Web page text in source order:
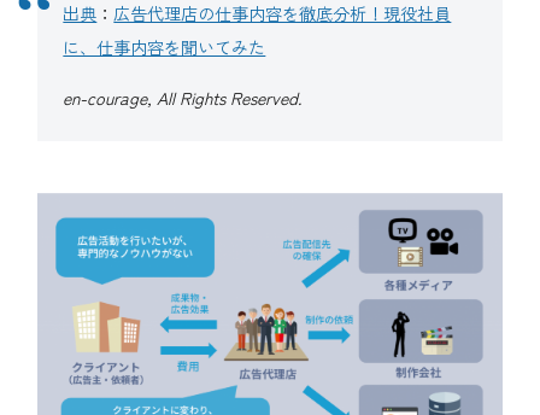
出典 ：広告代理店の仕事内容を徹底分析！現役社員
に、仕事内容を聞いてみた
en-courage, All Rights Reserved.